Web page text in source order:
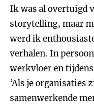
Ik was al overtuigd
storytelling, maar
werd ik
verhalen. In
werkvloer en
‘Als je organisaties
samenwerkende